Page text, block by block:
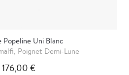
Popeline Uni Blanc
Poignet Demi-Lune
176,00 €